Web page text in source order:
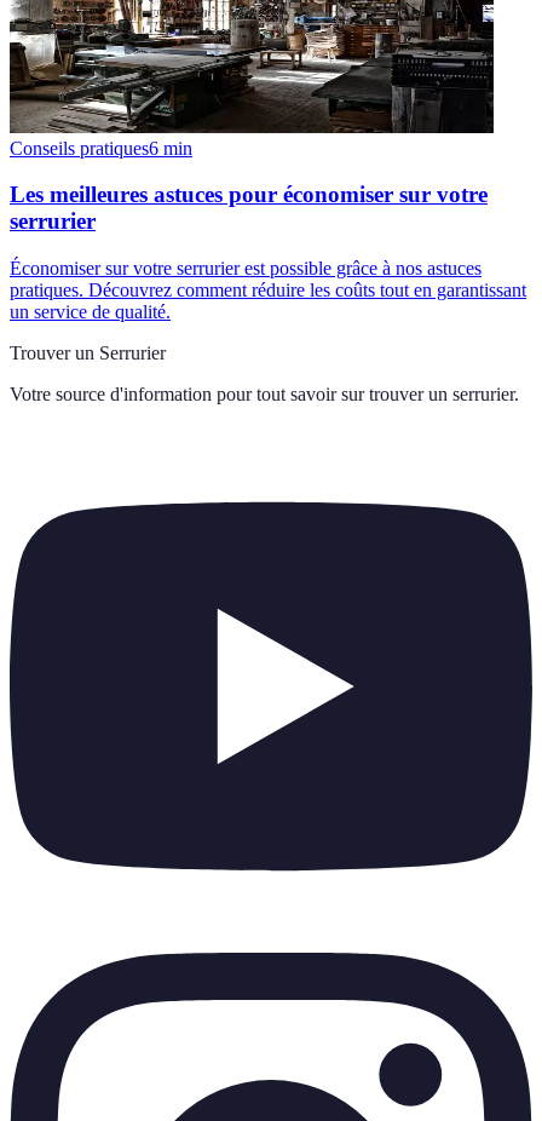
Conseils pratiques6 min
Les meilleures astuces pour économiser sur votre
serrurier
Économiser sur votre serrurier est possible grâce à nos astuces
pratiques. Découvrez comment réduire les coûts tout en garantissant
un service de qualité.
Trouver un Serrurier
Votre source d'information pour tout savoir sur trouver un serrurier.